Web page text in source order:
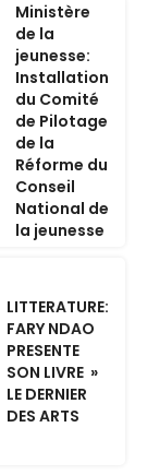
Ministère
de la
jeunesse:
Installation
du Comité
de Pilotage
de la
Réforme du
Conseil
National de
la jeunesse
LITTERATURE:
FARY NDAO
PRESENTE
SON LIVRE »
LE DERNIER
DES ARTS